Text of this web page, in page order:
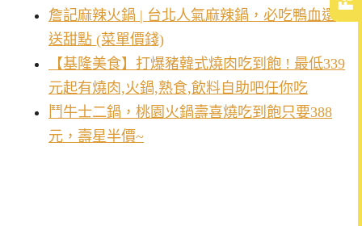
詹記麻辣火鍋 | 台北人氣麻辣鍋，必吃鴨血還
送甜點 (菜單價錢)
【基隆美食】打爆豬韓式燒肉吃到飽 ! 最低339
元起有燒肉,火鍋,熟食,飲料自助吧任你吃
鬥牛士二鍋，桃園火鍋壽喜燒吃到飽只要388
元，壽星半價~